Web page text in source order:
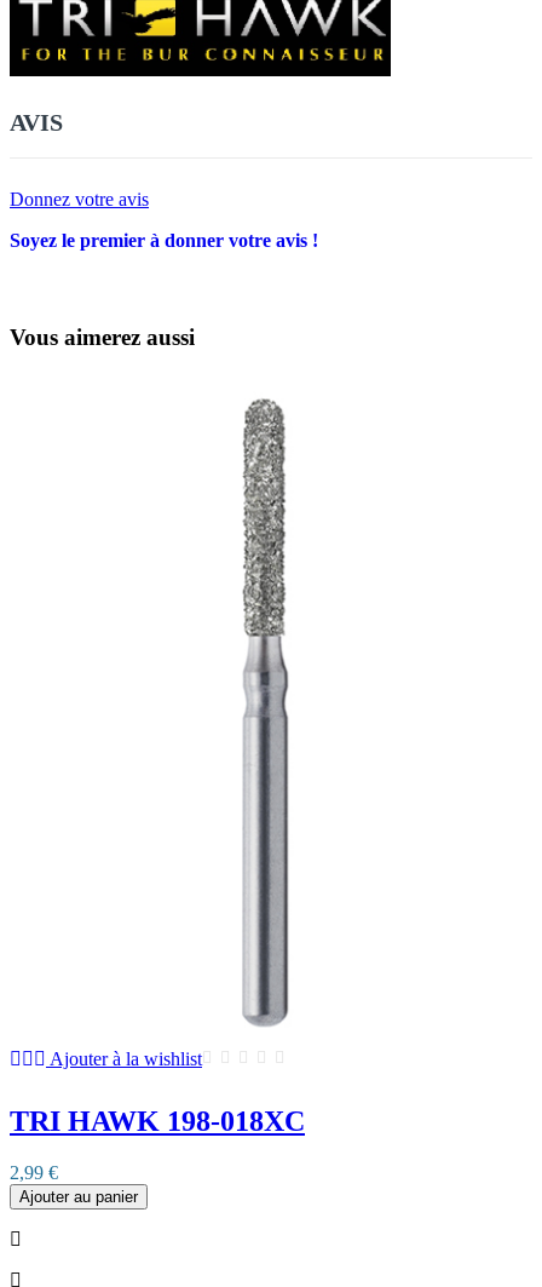
AVIS
Donnez votre avis
Soyez le premier à donner votre avis !
Vous aimerez aussi
Ajouter à la wishlist
TRI HAWK 198-018XC
2,99 €
Ajouter au panier